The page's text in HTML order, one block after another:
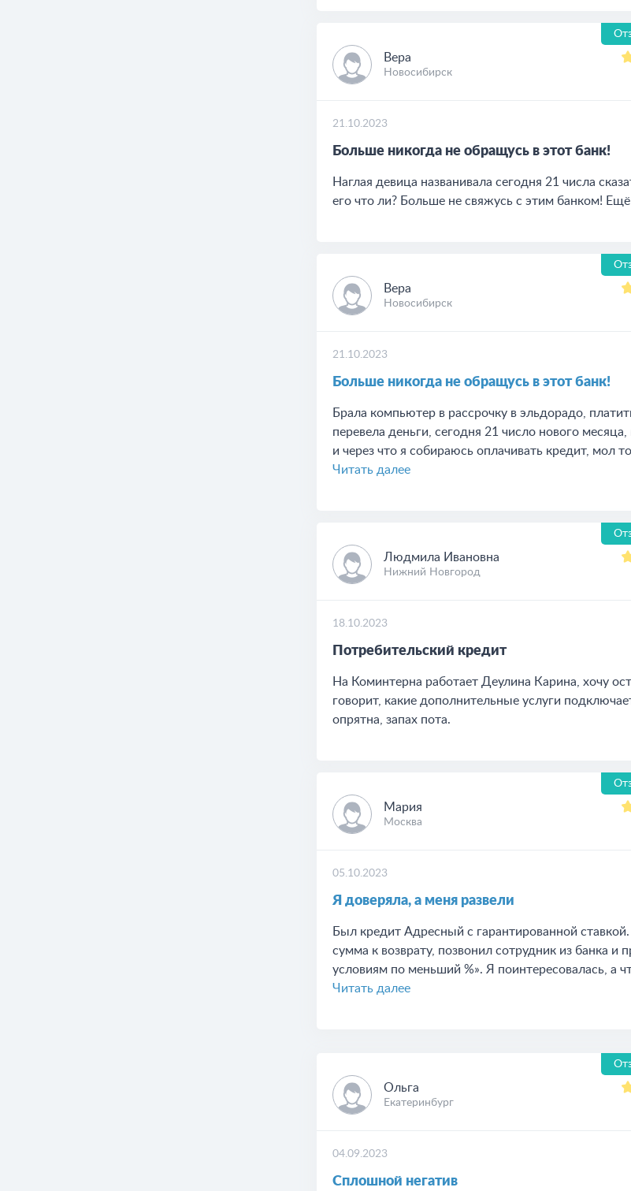
Вера
Новосибирск
21.10.2023
Больше никогда не обращусь в этот банк!
Наглая девица названивала сегодня 21 числа
его что ли? Больше не свяжусь с этим банком!
Вера
Новосибирск
21.10.2023
Больше никогда не обращусь в этот банк!
Брала компьютер в рассрочку в эльдорадо,
перевела деньги, сегодня 21 число нового
и через что я собираюсь оплачивать кредит, мол
Читать далее
Людмила Ивановна
Нижний Новгород
18.10.2023
Потребительский кредит
На Коминтерна работает Деулина Карина, хочу
говорит, какие дополнительные услуги
опрятна, запах пота.
Мария
Москва
05.10.2023
Я доверяла, а меня развели
Был кредит Адресный с гарантированной
сумма к возврату, позвонил сотрудник из банка
условиям по меньший %». Я поинтересовалась, а
Читать далее
Ольга
Екатеринбург
04.09.2023
Сплошной негатив